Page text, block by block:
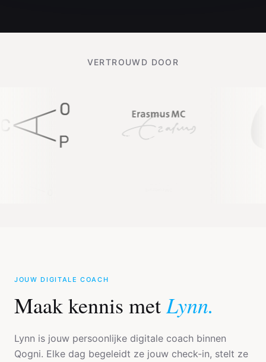
VERTROUWD DOOR
JOUW DIGITALE COACH
Maak kennis metLynn.
Lynn is jouw persoonlijke digitale coach binnen
Qogni. Elke dag begeleidt ze jouw check-in, stelt ze